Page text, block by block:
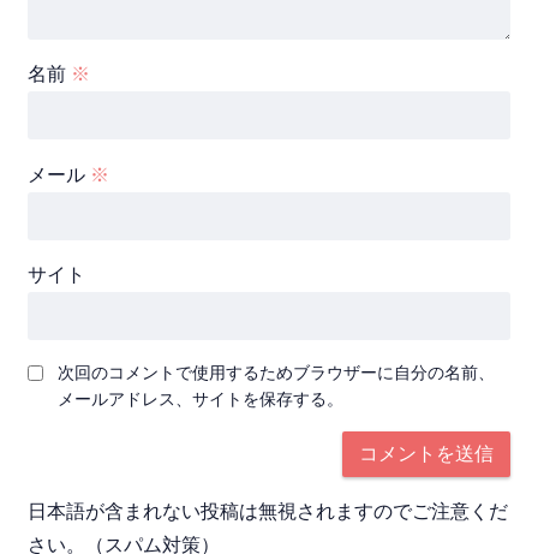
名前 ※
メール ※
サイト
次回のコメントで使用するためブラウザーに自分の名前、
メールアドレス、サイトを保存する。
日本語が含まれない投稿は無視されますのでご注意くだ
さい。（スパム対策）